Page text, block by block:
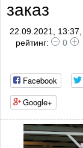
заказ
22.09.2021, 13:37,
рейтинг:
0
Facebook
Google+